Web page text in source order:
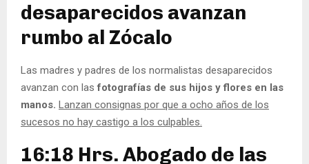
desaparecidos avanzan
rumbo al Zócalo
Las madres y padres de los normalistas desaparecidos
avanzan con lasfotografías de sus hijos y flores en las
manos. Lanzan consignas por que a ocho años de los
sucesos no hay castigo a los culpables.
16:18 Hrs. Abogado de las